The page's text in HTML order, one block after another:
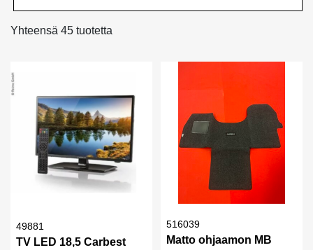
Yhteensä 45 tuotetta
49881
TV LED 18,5 Carbest
516039
Matto ohjaamon MB